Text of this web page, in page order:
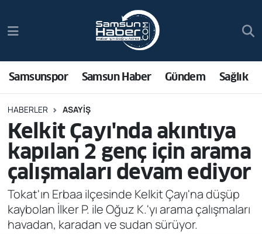
Samsunspor Samsun Haber Gündem Sağlık
HABERLER ASAYIŞ
Kelkit Çayı'nda akıntıya
kapılan 2 genç için arama
çalışmaları devam ediyor
Tokat'ın Erbaa ilçesinde Kelkit Çayı'na düşüp
kaybolan İlker P. ile Oğuz K.'yı arama çalışmaları
havadan, karadan ve sudan sürüyor.
Samsun Haber
Sağlık
Asayiş
Bilim ve Teknoloji
Bölge
Dünya
Trafik Durumu
Süper Lig Puan Durumu ve Fikstür
Tüm Manşetler
Son Dakika Haberleri
Haber Arşivi